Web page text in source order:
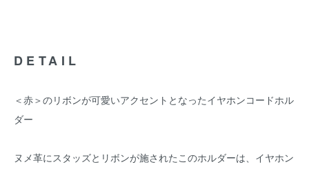
DETAIL
＜赤＞のリボンが可愛いアクセントとなったイヤホンコードホル
ダー
ヌメ革にスタッズとリボンが施されたこのホルダーは、イヤホン